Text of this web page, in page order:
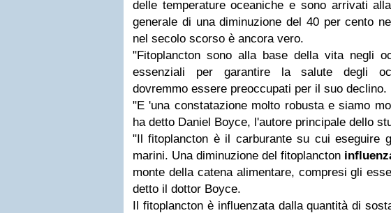
delle temperature oceaniche e sono arrivati
generale di una diminuzione del 40 per cento
nel secolo scorso è ancora vero.
"Fitoplancton sono alla base della vita negli
essenziali per garantire la salute degli
dovremmo essere preoccupati per il suo declino.
"E 'una constatazione molto robusta e siamo
ha detto Daniel Boyce, l'autore principale dello
"Il fitoplancton è il carburante su cui eseguire
marini. Una diminuzione del fitoplancton
monte della catena alimentare, compresi gli
detto il dottor Boyce.
Il fitoplancton è influenzata dalla quantità di